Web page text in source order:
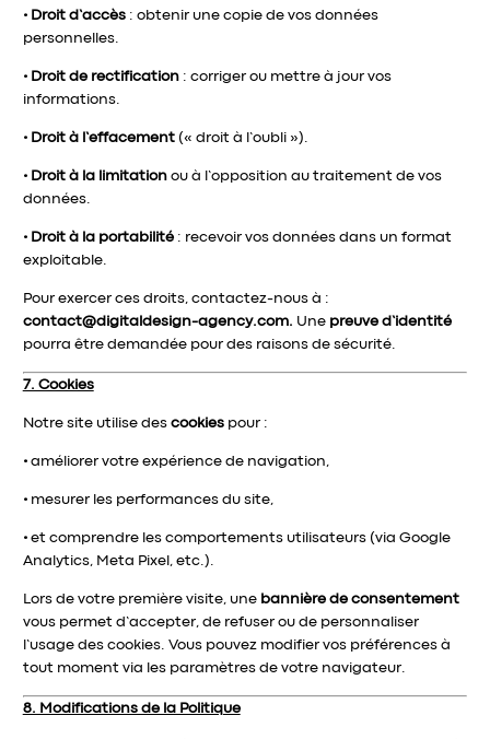
• Droit d’accès: obtenir une copie de vos données
personnelles.
• Droit de rectification: corriger ou mettre à jour vos
informations.
• Droit à l’effacement(« droit à l’oubli »).
• Droit à la limitationou à l’opposition au traitement de vos
données.
• Droit à la portabilité: recevoir vos données dans un format
exploitable.
Pour exercer ces droits, contactez-nous à :
contact@digitaldesign-agency.com. Une preuve d’identité
pourra être demandée pour des raisons de sécurité.
7. Cookies
Notre site utilise des cookiespour :
• améliorer votre expérience de navigation,
• mesurer les performances du site,
• et comprendre les comportements utilisateurs (via Google
Analytics, Meta Pixel, etc.).
Lors de votre première visite, une bannière de consentement
vous permet d’accepter, de refuser ou de personnaliser
l’usage des cookies. Vous pouvez modifier vos préférences à
tout moment via les paramètres de votre navigateur.
8. Modifications de la Politique